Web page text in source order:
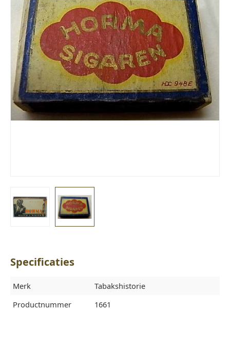
Specificaties
Merk
Tabakshistorie
Productnummer
1661